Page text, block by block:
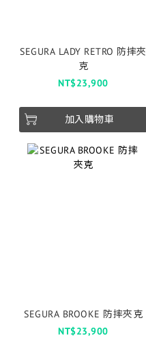
SEGURA LADY RETRO 防摔夾
克
NT$23,900
加入購物車
SEGURA BROOKE 防摔夾克
NT$23,900